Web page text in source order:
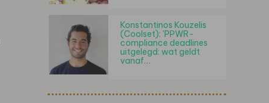
Konstantinos Kouzelis
(Coolset): 'PPWR-
compliance deadlines
uitgelegd: wat geldt
vanaf…